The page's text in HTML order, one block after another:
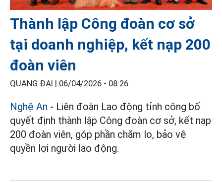
Thành lập Công đoàn cơ sở
tại doanh nghiệp, kết nạp 200
đoàn viên
QUANG ĐẠI | 06/04/2026 - 08:26
Nghệ An - Liên đoàn Lao động tỉnh công bố
quyết định thành lập Công đoàn cơ sở, kết nạp
200 đoàn viên, góp phần chăm lo, bảo vệ
quyền lợi người lao động.